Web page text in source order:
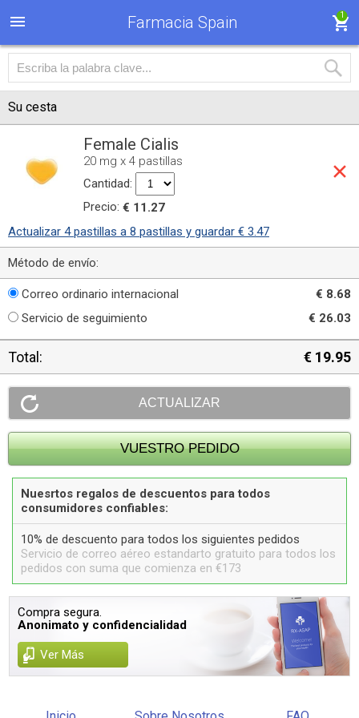
Farmacia Spain 1
Su cesta
Female Cialis
20 mg x 4 pastillas
Cantidad:
Precio: € 11.27
Actualizar 4 pastillas a 8 pastillas y guardar € 3.47
Método de envío:
Correo ordinario internacional
€ 8.68
Servicio de seguimiento
€ 26.03
Total: € 19.95
Nuesrtos regalos de descuentos para todos
consumidores confiables:
10% de descuento para todos los siguientes pedidos
Servicio de correo aéreo estandarto gratuito para todos los
pedidos con suma que comienza en €173
Compra segura.
Anonimato y confidencialidad
Ver Más